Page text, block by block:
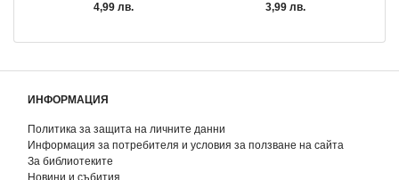
4,99 лв.
3,99 лв.
ИНФОРМАЦИЯ
Политика за защита на личните данни
Информация за потребителя и условия за ползване на сайта
За библиотеките
Новини и събития